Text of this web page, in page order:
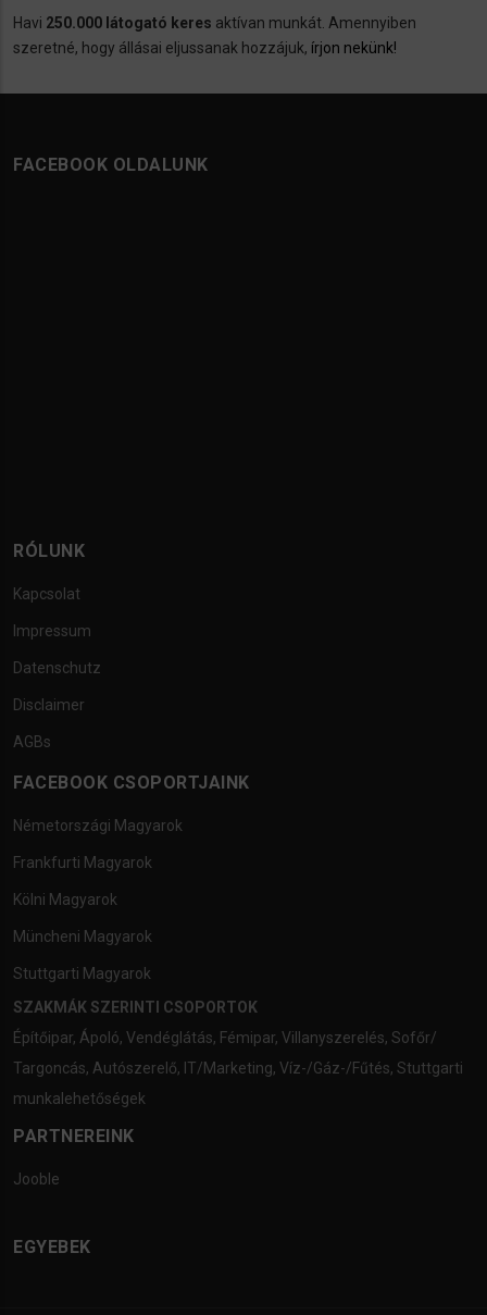
Havi 250.000 látogató keres aktívan munkát. Amennyiben
szeretné, hogy állásai eljussanak hozzájuk, írjon nekünk!
FACEBOOK OLDALUNK
RÓLUNK
Kapcsolat
Impressum
Datenschutz
Disclaimer
AGBs
FACEBOOK CSOPORTJAINK
Németországi Magyarok
Frankfurti Magyarok
Kölni Magyarok
Müncheni Magyarok
Stuttgarti Magyarok
SZAKMÁK SZERINTI CSOPORTOK
Építőipar, Ápoló, Vendéglátás, Fémipar, Villanyszerelés, Sofőr/
Targoncás, Autószerelő, IT/Marketing, Víz-/Gáz-/Fűtés, Stuttgarti
munkalehetőségek
PARTNEREINK
Jooble
EGYEBEK